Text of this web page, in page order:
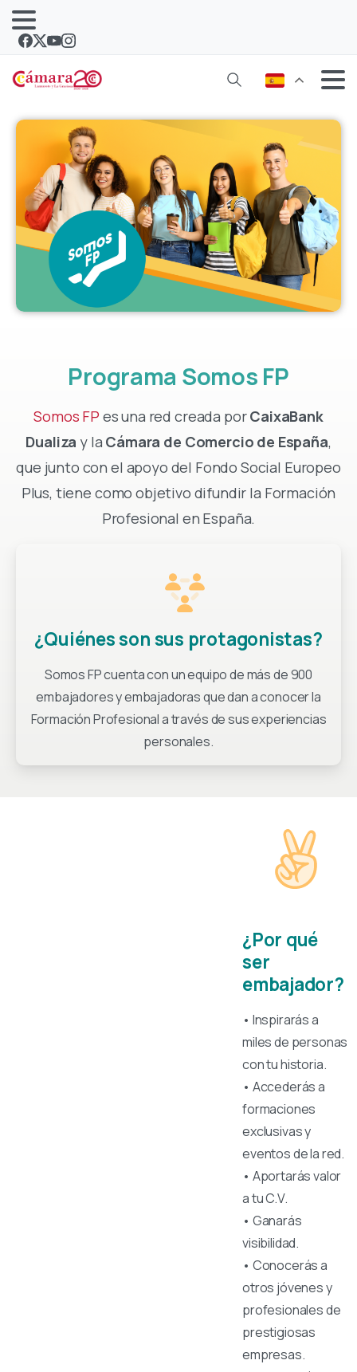
Programa Somos FP
Somos FP es una red creada porCaixaBank
Dualiza y la Cámara de Comercio de España,
que junto con el apoyo del Fondo Social Europeo
Plus, tiene como objetivo difundir la Formación
Profesional en España.
¿Quiénes son sus protagonistas?
Somos FP cuenta con un equipo de más de 900
embajadores y embajadoras que dan a conocer la
Formación Profesional a través de sus experiencias
personales.
¿Por qué
ser
embajador?
• Inspirarás a
miles de personas
con tu historia.
• Accederás a
formaciones
exclusivas y
eventos de la red.
• Aportarás valor
a tu C.V.
• Ganarás
visibilidad.
• Conocerás a
otros jóvenes y
profesionales de
prestigiosas
empresas.